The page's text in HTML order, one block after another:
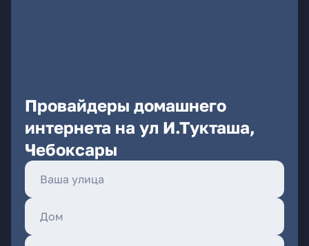
Провайдеры домашнего
интернета на ул И.Тукташа,
Чебоксары